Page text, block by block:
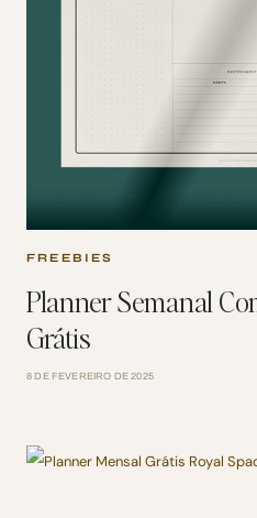
FREEBIES
Planner Semanal
Grátis
8 DE FEVEREIRO DE 2025